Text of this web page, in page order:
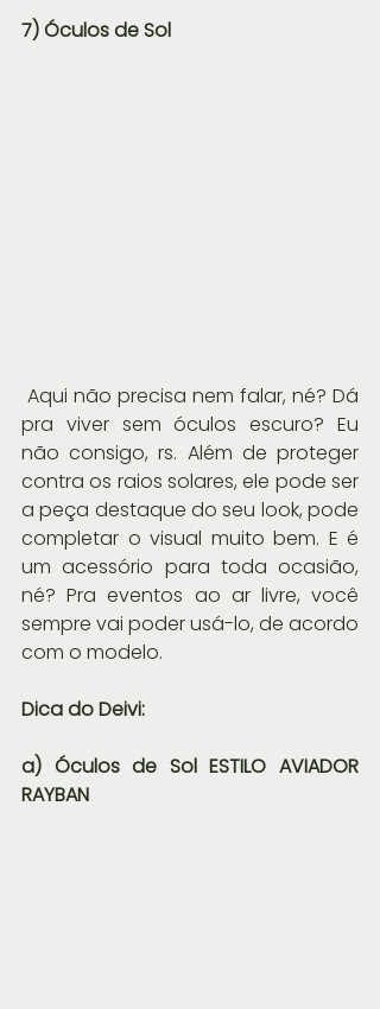
7) Óculos de Sol
pra viver sem óculos escuro? Eu
não consigo, rs. Além de proteger
contra os raios solares, ele pode ser
a peça destaque do seu look, pode
completar o visual muito bem. E é
um acessório para toda ocasião,
né? Pra eventos ao ar livre, você
sempre vai poder usá-lo, de acordo
com o modelo.
Dica do Deivi:
a) Óculos de Sol ESTILO AVIADOR
RAYBAN